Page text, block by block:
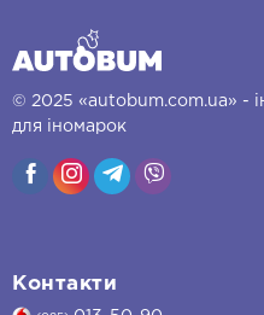
© 2025 «autobum.com.ua» -
для іномарок
Контакти